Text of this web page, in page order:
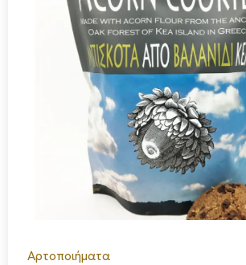
Αρτοποιήματα